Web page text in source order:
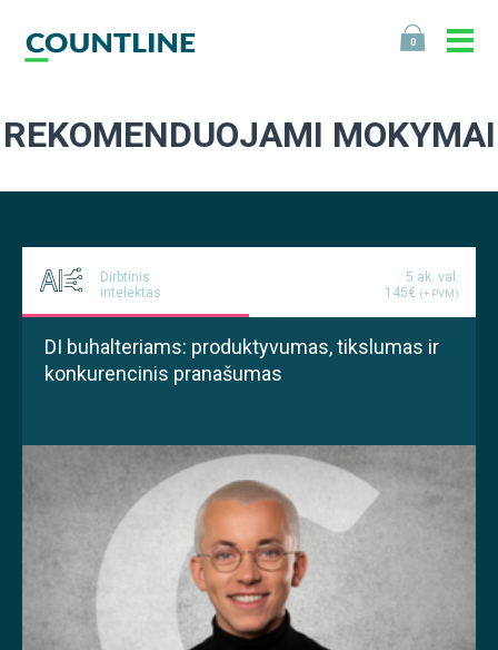
0
REKOMENDUOJAMI MOKYMAI
Dirbtinis
intelektas
5 ak. val.
145€ (+ PVM)
DI buhalteriams: produktyvumas, tikslumas ir
konkurencinis pranašumas